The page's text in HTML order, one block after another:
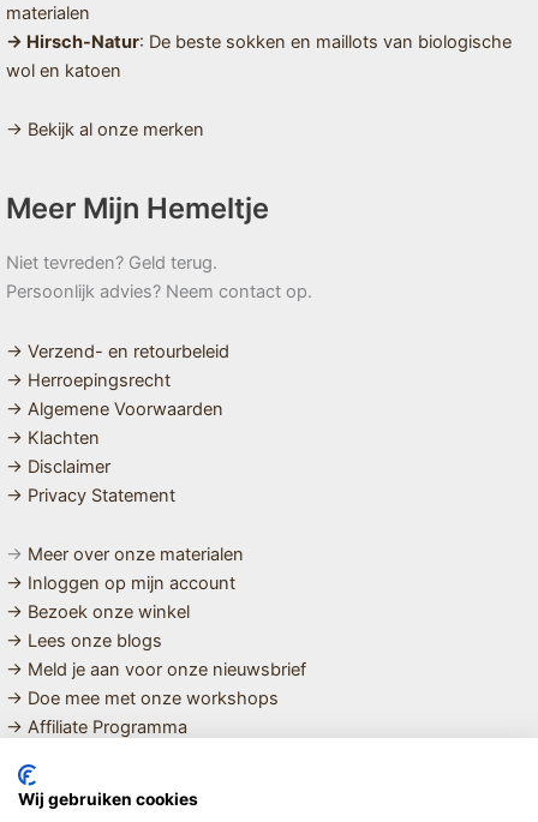
materialen
→ Hirsch-Natur: De beste sokken en maillots van biologische
wol en katoen
→ Bekijk al onze merken
Meer Mijn Hemeltje
Niet tevreden? Geld terug.
Persoonlijk advies? Neem contact op.
→ Verzend- en retourbeleid
→ Herroepingsrecht
→ Algemene Voorwaarden
→ Klachten
→ Disclaimer
→ Privacy Statement
→ Meer over onze materialen
→ Inloggen op mijn account
→ Bezoek onze winkel
→ Lees onze blogs
→ Meld je aan voor onze nieuwsbrief
→ Doe mee met onze workshops
→ Affiliate Programma
MET LIEFDE SAMENGESTELDE
BIOLOGISCHE EN DUURZAME PRODUCTEN VOOR HET HELE
Wij gebruiken cookies